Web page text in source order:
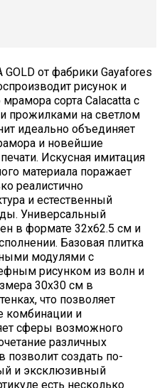
GOLD от фабрики Gayafores
рисунок и
мрамора сорта Calacatta с
прожилками на светлом
идеально объединяет
и новейшие
Искусная имитация
материала поражает
реалистично
и естественный
Универсальный
в формате 32х62.5 см и
Базовая плитка
модулями с
рисунком из волн и
30х30 см в
что позволяет
комбинации и
сферы возможного
различных
создать по-
и эксклюзивный
есть несколько